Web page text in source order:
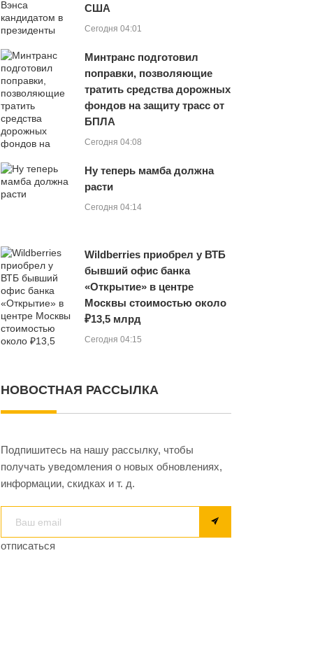
США
Сегодня 04:01
Минтранс подготовил
поправки, позволяющие
тратить средства дорожных
фондов на защиту трасс от
БПЛА
Сегодня 04:08
Ну теперь мамба должна
расти
Сегодня 04:14
Wildberries приобрел у ВТБ
бывший офис банка
«Открытие» в центре
Москвы стоимостью около
₽13,5 млрд
Сегодня 04:15
НОВОСТНАЯ РАССЫЛКА
Подпишитесь на нашу рассылку, чтобы
получать уведомления о новых обновлениях,
информации, скидках и т. д.
отписаться